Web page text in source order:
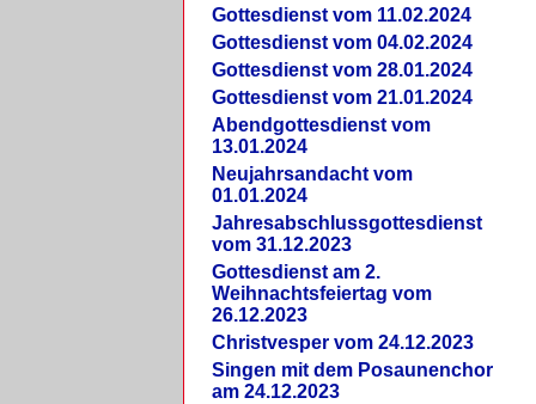
Gottesdienst vom 11.02.2024
Gottesdienst vom 04.02.2024
Gottesdienst vom 28.01.2024
Gottesdienst vom 21.01.2024
Abendgottesdienst vom
13.01.2024
Neujahrsandacht vom
01.01.2024
Jahresabschlussgottesdienst
vom 31.12.2023
Gottesdienst am 2.
Weihnachtsfeiertag vom
26.12.2023
Christvesper vom 24.12.2023
Singen mit dem Posaunenchor
am 24.12.2023